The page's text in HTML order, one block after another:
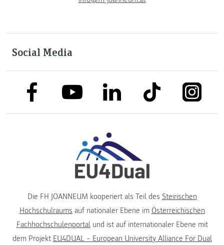
Social Media
link to facebooklink to youtubelink to linkedinlink to tiktok
Die FH JOANNEUM kooperiert als Teil des Steirischen
Hochschulraums auf nationaler Ebene im Österreichischen
Fachhochschulenportalund ist auf internationaler Ebene mit
dem Projekt EU4DUAL – European University Alliance For Dual